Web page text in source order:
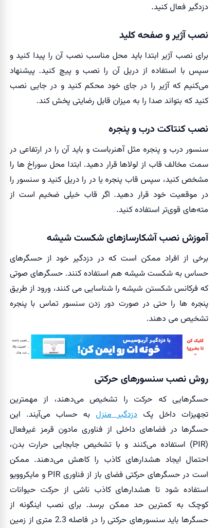
دزدگیر فعال کنید.
نصب آژیر و صفحه کلید
برای نصب آژیر ابتدا باید محل مناسب نصب آن را پیدا کنید و
سپس با استفاده از دریل آن را نصب و پیچ کنید. پیشنهاد
می‌کنیم که آژیر را در جای خود محکم کنید و در جایی نصب
کنید که بتواند صدا را به میزان قابل رضایتی پخش کند.
نصب کنتاکت درب و پنجره
سنسور درب و پنجره مثل آهنرباست و باید آن را در ارتفاعی در
سمت مخالف قاب از لولاها قرار دهید. ابتدا محل سوراخ ها را
مشخص کنید، سپس قاب پنجره یا در را دریل کنید و سنسور را
در موقعیت خود قرار دهید. اگر قاب خیلی ضخیم است از
مته‌های قوی‌تر استفاده کنید.
آموزش نصب آشکارسازهای شکست شیشه
برخی از افراد ممکن است که در دزدگیر خود از حسگرهای
حساس به شکست شیشه هم استفاده کنند. حسگرهای صوتی
که فرکانس شکستن شیشه را شناسایی می کنند، ورود از طریق
پنجره ها را حتی در صورت دور زدن سنسور تماس با پنجره
تشخیص می دهند.
روش نصب سنسورهای حرکتی
حسگرهایی که حرکت را تشخیص می‌دهند، از مهمترین
تجهیزات داخل پک دزدگیر منزل
به حساب می‌‎آیند. این
حسگرها در فضاهای داخلی از فناوری مادون قرمز غیرفعال
(PIR) استفاده می‌کنند و با تشخیص جابجایی حرارت بدن،
احتمال ایجاد هشدارهای کاذب را کاهش می‌دهند. ممکن
است در حسگرهای حرکتی فضای باز از فناوری PIR و مایکروویو
استفاده شود تا هشدارهای کاذب ناشی از حرکت حیوانات
کوچک به کمترین حد ممکن برسد. برای نصب اینگونه از
حسگرها باید سنسورهای حرکتی را در فاصله 2.3 متری از زمین